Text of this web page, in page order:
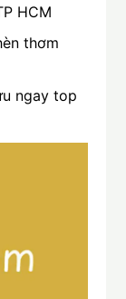
HCM
thơm
ngay top